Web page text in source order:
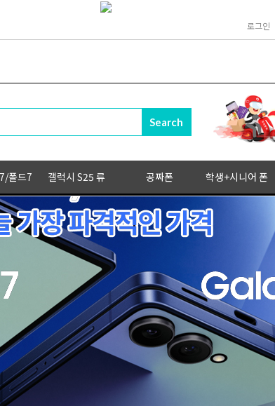
로그인
폴드7 갤럭시 S25 류 공짜폰 학생+시니어 폰